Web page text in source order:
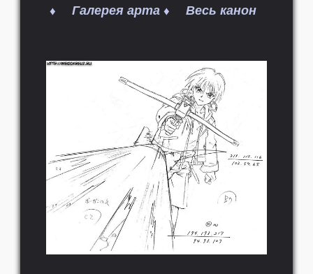
♦ Галерея арта ♦ Весь канон